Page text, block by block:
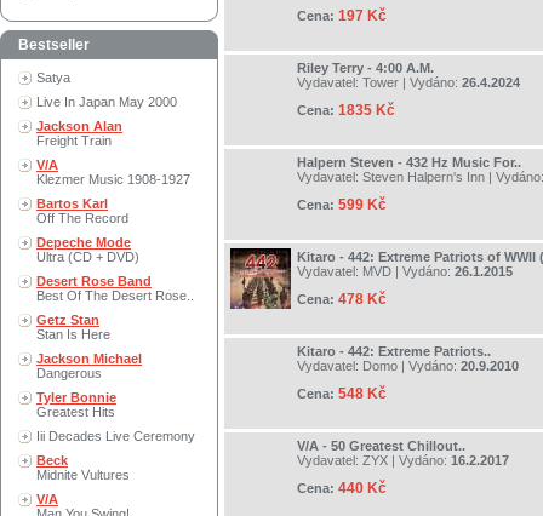
Bestseller
Satya
Live In Japan May 2000
Jackson Alan
Freight Train
V/A
Klezmer Music 1908-1927
Bartos Karl
Off The Record
Depeche Mode
Ultra (CD + DVD)
Desert Rose Band
Best Of The Desert Rose..
Getz Stan
Stan Is Here
Jackson Michael
Dangerous
Tyler Bonnie
Greatest Hits
Iii Decades Live Ceremony
Beck
Midnite Vultures
V/A
Cena: 197 Kč
Riley Terry - 4:00 A.M.
Vydavatel: Tower | Vydáno: 26.4.2024
Cena: 1835 Kč
Halpern Steven - 432 Hz Music For..
Vydavatel: Steven Halpern's Inn |
Cena: 599 Kč
Kitaro - 442: Extreme Patriots of WWII
Vydavatel: MVD | Vydáno: 26.1.2015
Cena: 478 Kč
Kitaro - 442: Extreme Patriots..
Vydavatel: Domo | Vydáno: 20.9.2010
Cena: 548 Kč
V/A - 50 Greatest Chillout..
Vydavatel: ZYX | Vydáno: 16.2.2017
Cena: 440 Kč